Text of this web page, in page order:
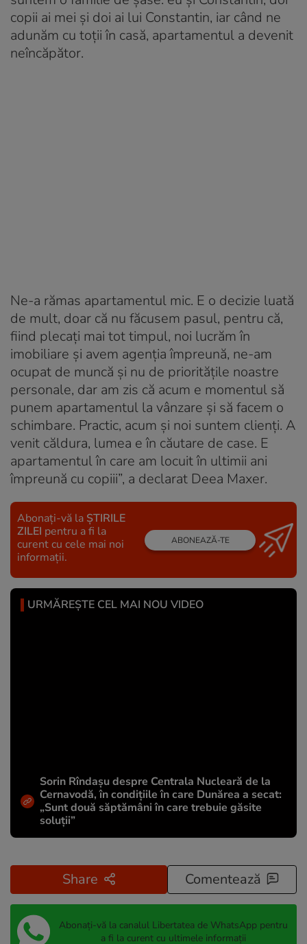
copii ai mei și doi ai lui Constantin, iar când ne
adunăm cu toții în casă, apartamentul a devenit
neîncăpător.
Ne-a rămas apartamentul mic. E o decizie luată
de mult, doar că nu făcusem pasul, pentru că,
fiind plecați mai tot timpul, noi lucrăm în
imobiliare și avem agenția împreună, ne-am
ocupat de muncă și nu de prioritățile noastre
personale, dar am zis că acum e momentul să
punem apartamentul la vânzare și să facem o
schimbare. Practic, acum și noi suntem clienți. A
venit căldura, lumea e în căutare de case. E
apartamentul în care am locuit în ultimii ani
împreună cu copiii”, a declarat Deea Maxer.
Abonați-vă la ȘTIRILE
ZILEI pentru a fi la
curent cu cele mai noi
informații.
ABONEAZĂ-TE
URMĂREȘTE CEL MAI NOU VIDEO
Sorin Rîndașu despre Centrala Nucleară de la
Cernavodă, în condițiile în care Dunărea a secat:
„Sunt două săptămâni în care trebuie găsite
soluții”
Share Comentează
Abonați-vă la canalul Libertatea de WhatsApp pentru
a fi la curent cu ultimele informații